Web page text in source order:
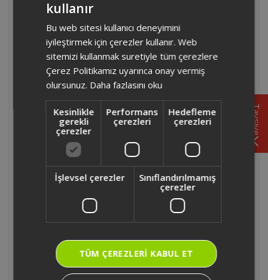
Kahvesi Makinesi'nde cezve malzemesi
OK0026 - Arzum Okka Rich Spin Pro Türk
Kahvesi Makinesi'nde sıcak çikolata
hazırlanabilir mi?
OK0026 - Arzum Okka Rich Spin Pro Türk
Kahvesi Makinesi'nde soğuk kahve
yapılabilir mi?
OK0026 - Arzum Okka Rich Spin Pro Türk
Kahvesi Makinesi'nde sütlü Türk kahvesi
Kahvesi Makinesi otomatik kapanma
özelliği var mı?
Tavsiye
kullanır
Bu web sitesi kullanıcı deneyimini
iyileştirmek için çerezler kullanır. Web
sitemizi kullanmak suretiyle tüm çerezlere
Çerez Politikamız uyarınca onay vermiş
olursunuz. Daha fazlasını oku
Kesinlikle
gerekli
çerezler
Performans
çerezleri
Hedefleme
çerezleri
İşlevsel çerezler
Sınıflandırılmamış
çerezler
TÜM ÇEREZLERI KABUL ET